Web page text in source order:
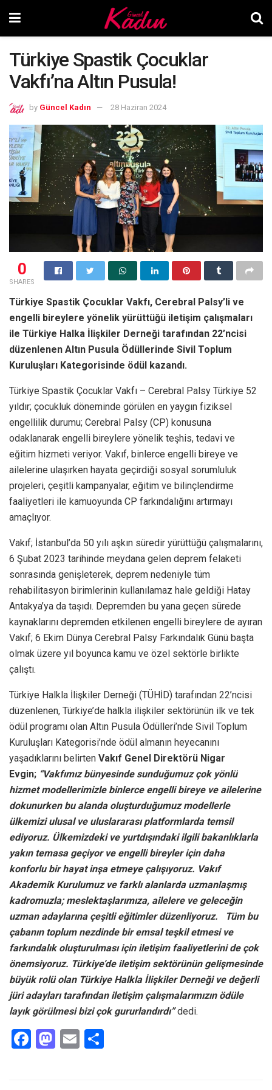
Türkiye Spastik Çocuklar
Vakfı’na Altın Pusula!
by Güncel Kadın 28 Haziran 2024
0
SHARES
Türkiye Spastik Çocuklar Vakfı, Cerebral Palsy’li ve
engelli bireylere yönelik yürüttüğü iletişim çalışmaları
ile Türkiye Halka İlişkiler Derneği tarafından 22’ncisi
düzenlenen Altın Pusula Ödüllerinde Sivil Toplum
Kuruluşları Kategorisinde ödül kazandı.
Türkiye Spastik Çocuklar Vakfı – Cerebral Palsy Türkiye 52
yıldır; çocukluk döneminde görülen en yaygın fiziksel
engellilik durumu; Cerebral Palsy (CP) konusuna
odaklanarak engelli bireylere yönelik teşhis, tedavi ve
eğitim hizmeti veriyor. Vakıf, binlerce engelli bireye ve
ailelerine ulaşırken hayata geçirdiği sosyal sorumluluk
projeleri, çeşitli kampanyalar, eğitim ve bilinçlendirme
faaliyetleri ile kamuoyunda CP farkındalığını artırmayı
amaçlıyor.
Vakıf; İstanbul’da 50 yılı aşkın süredir yürüttüğü çalışmalarını,
6 Şubat 2023 tarihinde meydana gelen deprem felaketi
sonrasında genişleterek, deprem nedeniyle tüm
rehabilitasyon birimlerinin kullanılamaz hale geldiği Hatay
Antakya’ya da taşıdı. Depremden bu yana geçen sürede
kaynaklarını depremden etkilenen engelli bireylere de ayıran
Vakıf; 6 Ekim Dünya Cerebral Palsy Farkındalık Günü başta
olmak üzere yıl boyunca kamu ve özel sektörle birlikte
çalıştı.
Türkiye Halkla İlişkiler Derneği (TÜHİD) tarafından 22’ncisi
düzenlenen, Türkiye’de halkla ilişkiler sektörünün ilk ve tek
ödül programı olan Altın Pusula Ödülleri’nde Sivil Toplum
Kuruluşları Kategorisi’nde ödül almanın heyecanını
yaşadıklarını belirten Vakıf Genel Direktörü Nigar
Evgin; “Vakfımız bünyesinde sunduğumuz çok yönlü
hizmet modellerimizle binlerce engelli bireye ve ailelerine
dokunurken bu alanda oluşturduğumuz modellerle
ülkemizi ulusal ve uluslararası platformlarda temsil
ediyoruz. Ülkemizdeki ve yurtdışındaki ilgili bakanlıklarla
yakın temasa geçiyor ve engelli bireyler için daha
konforlu bir hayat inşa etmeye çalışıyoruz. Vakıf
Akademik Kurulumuz ve farklı alanlarda uzmanlaşmış
kadromuzla; meslektaşlarımıza, ailelere ve geleceğin
uzman adaylarına çeşitli eğitimler düzenliyoruz. Tüm bu
çabanın toplum nezdinde bir emsal teşkil etmesi ve
farkındalık oluşturulması için iletişim faaliyetlerini de çok
önemsiyoruz. Türkiye’de iletişim sektörünün gelişmesinde
büyük rolü olan Türkiye Halkla İlişkiler Derneği ve değerli
jüri adayları tarafından iletişim çalışmalarımızın ödüle
layık görülmesi bizi çok gururlandırdı”dedi.
F
M E